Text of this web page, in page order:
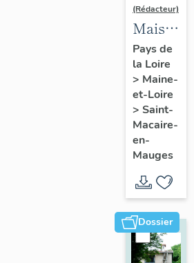
(Rédacteur)
Maison
de
l'industriel
Louis
Pasquier,
2 rue
Pasteur,
Saint-
Macaire-
en-
Mauges
Pays de
la Loire
> Maine-
et-Loire
> Saint-
Macaire-
en-
Mauges
Dossier